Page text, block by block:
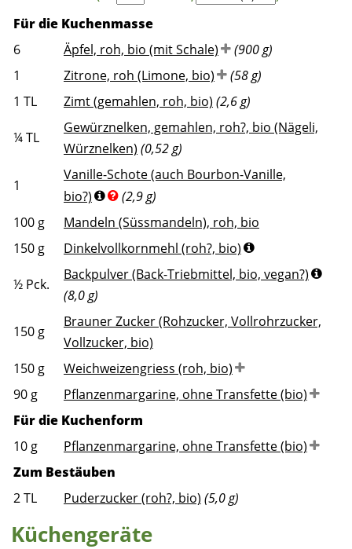
Für die Kuchenmasse
6
Äpfel, roh, bio (mit Schale)
(900 g)
1
Zitrone, roh (Limone, bio)
(58 g)
1 TL Zimt (gemahlen, roh, bio) (2,6 g)
¼TL
Gewürznelken, gemahlen, roh?, bio (Nägeli,
Würznelken) (0,52 g)
1
Vanille-Schote (auch Bourbon-Vanille,
bio?)
(2,9 g)
100 g
Mandeln (Süssmandeln), roh, bio
150 g Dinkelvollkornmehl (roh?, bio)
½ Pck.
Backpulver (Back-Triebmittel, bio, vegan?)
(8,0 g)
150 g
Brauner Zucker (Rohzucker, Vollrohrzucker,
Vollzucker, bio)
150 g
Weichweizengriess (roh, bio)
90 g
Pflanzenmargarine, ohne Transfette (bio)
Für die Kuchenform
10 g
Pflanzenmargarine, ohne Transfette (bio)
Zum Bestäuben
2TL Puderzucker (roh?, bio) (5,0 g)
Küchengeräte